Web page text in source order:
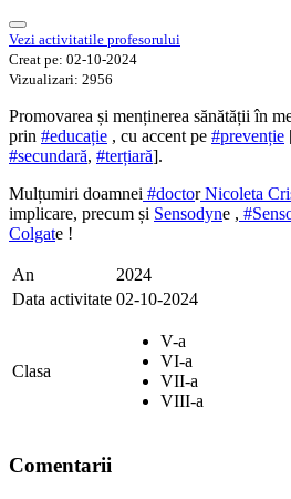
Vezi activitatile profesorului
Creat pe: 02-10-2024
Vizualizari: 2956
Promovarea și menținerea sănătății în
prin #educație , cu accent pe #prevenție
#secundară, #terțiară].
Mulțumiri doamnei #doctorNicoleta
implicare, precum și Sensodyne ,
Colgate !
An
2024
Data activitate 02-10-2024
Clasa
V-a
VI-a
VII-a
VIII-a
Comentarii